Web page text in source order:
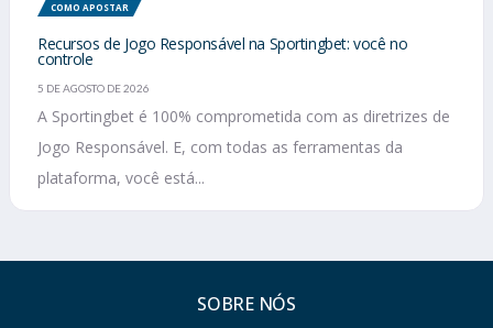
COMO APOSTAR
Recursos de Jogo Responsável na Sportingbet: você no
controle
5 DE AGOSTO DE 2026
A Sportingbet é 100% comprometida com as diretrizes de
Jogo Responsável. E, com todas as ferramentas da
plataforma, você está...
SOBRE NÓS